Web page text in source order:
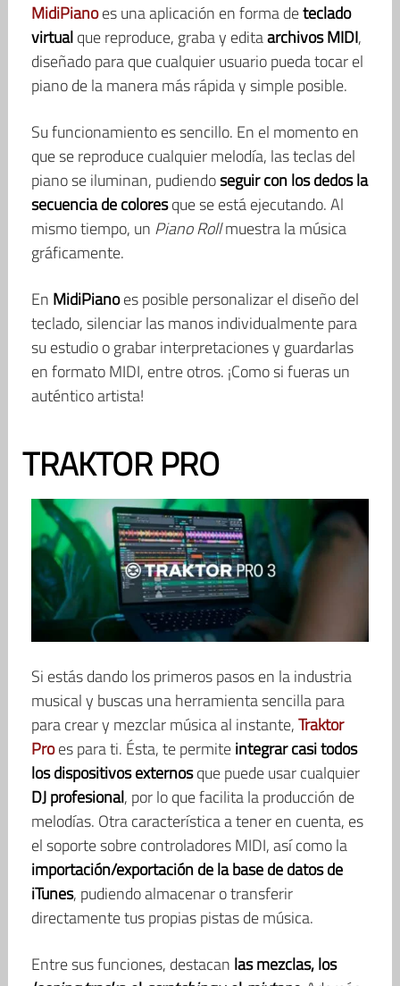
MidiPianoes una aplicación en forma deteclado
virtualque reproduce, graba y editaarchivos MIDI,
diseñado para que cualquier usuario pueda tocar el
piano de la manera más rápida y simple posible.
Su funcionamiento es sencillo. En el momento en
que se reproduce cualquier melodía, las teclas del
piano se iluminan, pudiendoseguir con los dedos la
secuencia de coloresque se está ejecutando. Al
mismo tiempo, un Piano Rollmuestra la música
gráficamente.
En MidiPianoes posible personalizar el diseño del
teclado, silenciar las manos individualmente para
su estudio o grabar interpretaciones y guardarlas
en formato MIDI, entre otros. ¡Como si fueras un
auténtico artista!
TRAKTOR PRO
Si estás dando los primeros pasos en la industria
musical y buscas una herramienta sencilla para
para crear y mezclar música al instante,Traktor
Proes para ti. Ésta, te permiteintegrar casi todos
los dispositivos externosque puede usar cualquier
DJ profesional, por lo que facilita la producción de
melodías. Otra característica a tener en cuenta, es
el soporte sobre controladores MIDI, así como la
importación/exportación de la base de datos de
iTunes, pudiendo almacenar o transferir
directamente tus propias pistas de música.
Entre sus funciones, destacan las mezclas, los